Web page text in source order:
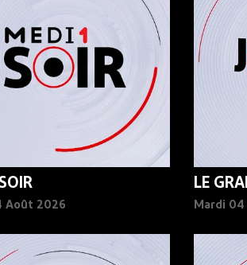
Août 2026
LE
Mardi